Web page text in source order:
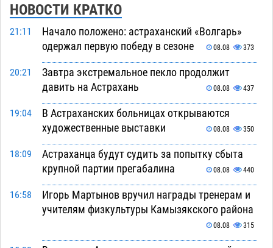
НОВОСТИ КРАТКО
21:11
Начало положено: астраханский «Волгарь»
одержал первую победу в сезоне
08.08 373
20:21
Завтра экстремальное пекло продолжит
давить на Астрахань
08.08 437
19:04
В Астраханских больницах открываются
художественные выставки
08.08 350
18:09
Астраханца будут судить за попытку сбыта
крупной партии прегабалина
08.08 440
16:58
Игорь Мартынов вручил награды тренерам и
учителям физкультуры Камызякского района
08.08 315